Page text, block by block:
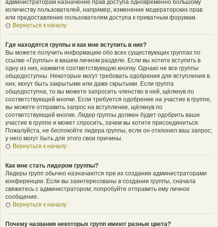
администраторам назначение прав доступа одновременно большому
количеству пользователей, например, изменение модераторских прав
или предоставление пользователям доступа к приватным форумам.
Вернуться к началу
Где находятся группы и как мне вступить в них?
Вы можете получить информацию обо всех существующих группах по
ссылке «Группы» в вашем личном разделе. Если вы хотите вступить в
одну из них, нажмите соответствующую кнопку. Однако не все группы
общедоступны. Некоторые могут требовать одобрения для вступления в
них, могут быть закрытыми или даже скрытыми. Если группа
общедоступна, то вы можете запросить членство в ней, щёлкнув по
соответствующей кнопке. Если требуется одобрение на участие в группе,
вы можете отправить запрос на вступление, щёлкнув по
соответствующей кнопке. Лидер группы должен будет одобрить ваше
участие в группе и может спросить, зачем вы хотите присоединиться.
Пожалуйста, не беспокойте лидера группы, если он отклонил ваш запрос;
у него могут быть для этого свои причины.
Вернуться к началу
Как мне стать лидером группы?
Лидеры групп обычно назначаются при их создании администраторами
конференции. Если вы заинтересованы в создании группы, сначала
свяжитесь с администратором; попробуйте отправить ему личное
сообщение.
Вернуться к началу
Почему названия некоторых групп имеют разные цвета?